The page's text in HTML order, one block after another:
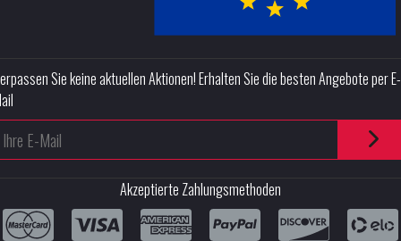
Sie keine aktuellen Aktionen! Erhalten Sie die besten Angebote per E-
Akzeptierte Zahlungsmethoden